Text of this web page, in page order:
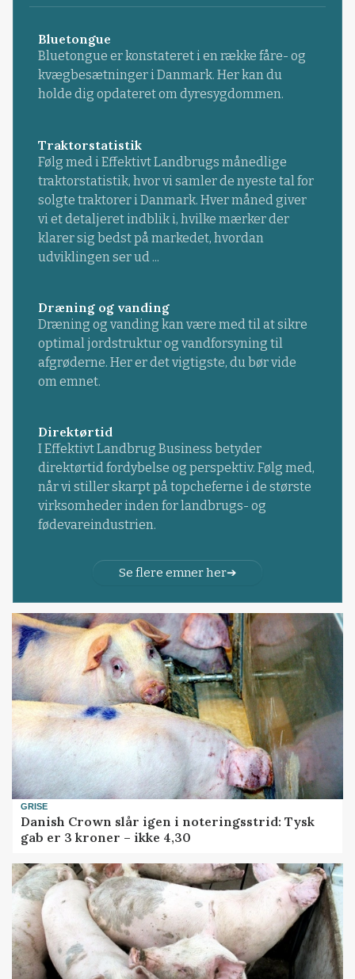
Bluetongue
Bluetongue er konstateret i en række fåre- og
kvægbesætninger i Danmark. Her kan du
holde dig opdateret om dyresygdommen.
Traktorstatistik
Følg med i Effektivt Landbrugs månedlige
traktorstatistik, hvor vi samler de nyeste tal for
solgte traktorer i Danmark. Hver måned giver
vi et detaljeret indblik i, hvilke mærker der
klarer sig bedst på markedet, hvordan
udviklingen ser ud ...
Dræning og vanding
Dræning og vanding kan være med til at sikre
optimal jordstruktur og vandforsyning til
afgrøderne. Her er det vigtigste, du bør vide
om emnet.
Direktørtid
I Effektivt Landbrug Business betyder
direktørtid fordybelse og perspektiv. Følg med,
når vi stiller skarpt på topcheferne i de største
virksomheder inden for landbrugs- og
fødevareindustrien.
Se flere emner her
GRISE
Danish Crown slår igen i noteringsstrid: Tysk
gab er 3 kroner – ikke 4,30